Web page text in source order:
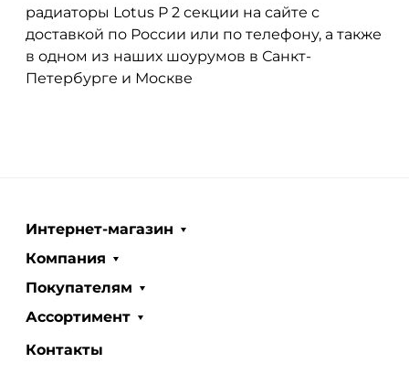
радиаторы Lotus P 2 секции на сайте с
доставкой по России или по телефону, а также
в одном из наших шоурумов в Санкт-
Петербурге и Москве
Интернет-магазин
Компания
Покупателям
Ассортимент
Контакты